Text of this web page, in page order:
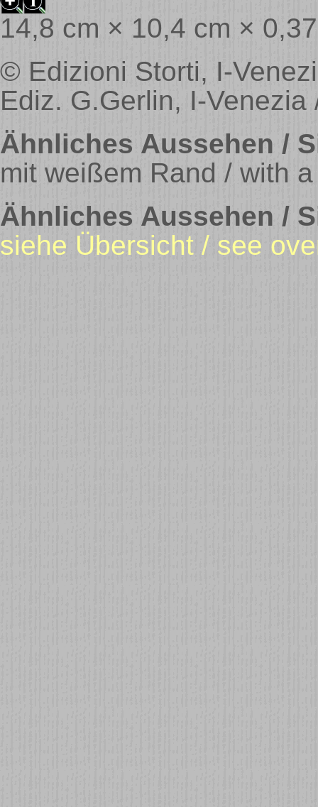
14,8 cm × 10,4 cm ×
© Edizioni Storti, I-
Ediz. G.Gerlin, I-Venezia
Ähnliches Aussehen /
mit weißem Rand / with
Ähnliches Aussehen /
siehe Übersicht / see